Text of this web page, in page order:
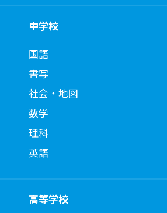
中学校
国語
書写
社会・地図
数学
理科
英語
高等学校